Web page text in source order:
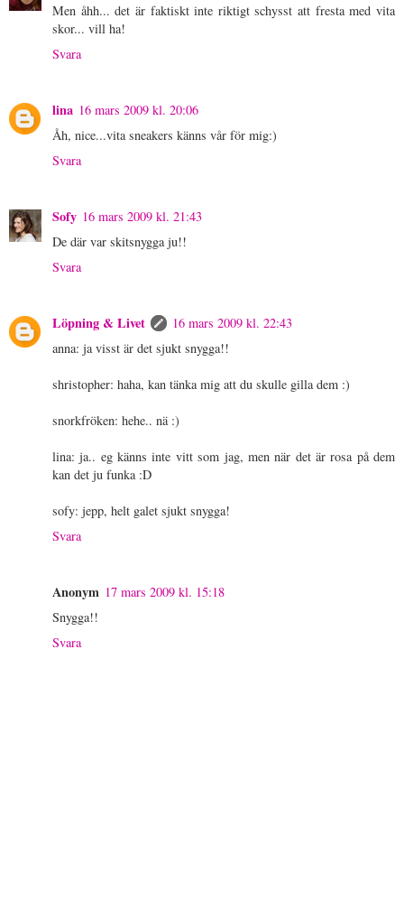
Men åhh... det är faktiskt inte riktigt schysst att fresta med vita
skor... vill ha!
Svara
lina 16 mars 2009 kl. 20:06
Åh, nice...vita sneakers känns vår för mig:)
Svara
Sofy 16 mars 2009 kl. 21:43
De där var skitsnygga ju!!
Svara
Löpning & Livet
16 mars 2009 kl. 22:43
anna: ja visst är det sjukt snygga!!
shristopher: haha, kan tänka mig att du skulle gilla dem :)
snorkfröken: hehe.. nä :)
lina: ja.. eg känns inte vitt som jag, men när det är rosa på dem
kan det ju funka :D
sofy: jepp, helt galet sjukt snygga!
Svara
Anonym 17 mars 2009 kl. 15:18
Snygga!!
Svara